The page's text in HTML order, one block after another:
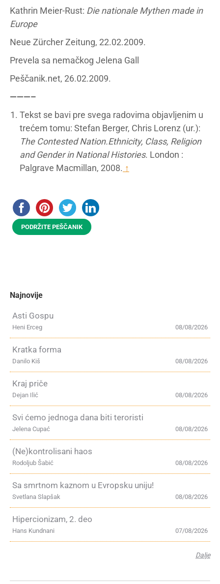
Kathrin Meier-Rust: Die nationale Mythen made in
Europe
Neue Zürcher Zeitung, 22.02.2009.
Prevela sa nemačkog Jelena Gall
Peščanik.net, 26.02.2009.
———–
Tekst se bavi pre svega radovima objavljenim u
trećem tomu: Stefan Berger, Chris Lorenz (ur.):
The Contested Nation.Ethnicity, Class, Religion
and Gender in National Histories. London :
Palgrave Macmillan, 2008. ↑
PODRŽITE PEŠČANIK
Najnovije
Asti Gospu
08/08/2026
Heni Erceg
Kratka forma
08/08/2026
Danilo Kiš
Kraj priče
08/08/2026
Dejan Ilić
Svi ćemo jednoga dana biti teroristi
08/08/2026
Jelena Cupać
(Ne)kontrolisani haos
08/08/2026
Rodoljub Šabić
Sa smrtnom kaznom u Evropsku uniju!
08/08/2026
Svetlana Slapšak
Hipercionizam, 2. deo
07/08/2026
Hans Kundnani
Dalje